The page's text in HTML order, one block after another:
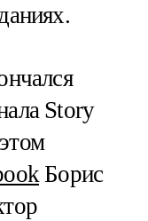
Story
Борис